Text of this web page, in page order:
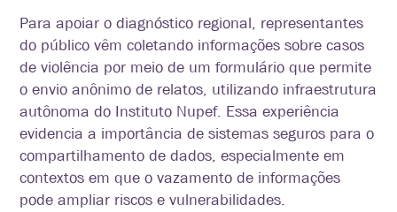
Para apoiar o diagnóstico regional, representantes
do público vêm coletando informações sobre casos
de violência por meio de um formulário que permite
o envio anônimo de relatos, utilizando infraestrutura
autônoma do Instituto Nupef. Essa experiência
evidencia a importância de sistemas seguros para o
compartilhamento de dados, especialmente em
contextos em que o vazamento de informações
pode ampliar riscos e vulnerabilidades.